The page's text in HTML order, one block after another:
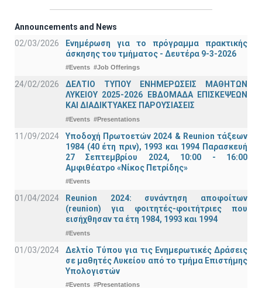
Announcements and News
02/03/2026
Ενημέρωση για το πρόγραμμα πρακτικής
άσκησης του τμήματος - Δευτέρα 9-3-2026
#Events #Job Offerings
24/02/2026
ΔΕΛΤΙΟ ΤΥΠΟΥ ΕΝΗΜΕΡΩΣΕΙΣ ΜΑΘΗΤΩΝ
ΛΥΚΕΙΟΥ 2025-2026 ΕΒΔΟΜΑΔΑ ΕΠΙΣΚΕΨΕΩΝ
ΚΑΙ ΔΙΑΔΙΚΤΥΑΚΕΣ ΠΑΡΟΥΣΙΑΣΕΙΣ
#Events #Presentations
11/09/2024
Υποδοχή Πρωτοετών 2024 & Reunion τάξεων
1984 (40 έτη πριν), 1993 και 1994 Παρασκευή
27 Σεπτεμβρίου 2024, 10:00 - 16:00
Αμφιθέατρο «Νίκος Πετρίδης»
#Events
01/04/2024
Reunion 2024: συνάντηση αποφοίτων
(reunion) για φοιτητές-φοιτήτριες που
εισήχθησαν τα έτη 1984, 1993 και 1994
#Events
01/03/2024
Δελτίο Τύπου για τις Ενημερωτικές Δράσεις
σε μαθητές Λυκείου από το τμήμα Επιστήμης
Υπολογιστών
#Events #Presentations